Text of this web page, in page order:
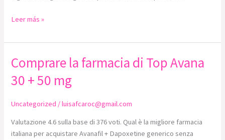
Leer más »
Comprare la farmacia di Top Avana
30 + 50 mg
Uncategorized /luisafcaroc@gmail.com
Valutazione 4.6 sulla base di 376 voti. Qual è la migliore farmacia
italiana per acquistare Avanafil + Dapoxetine generico senza
Comprare
la
farmacia
Top